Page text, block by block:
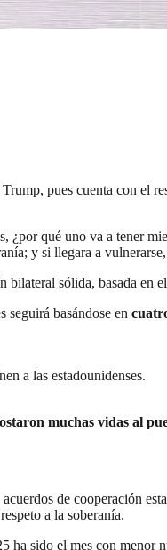
pues cuenta con el
qué uno va a tener
y si llegara a
bilateral sólida, basada en
basándose en
a las estadounidenses.
muchas vidas al
de cooperación
a la soberanía.
ha sido el mes con